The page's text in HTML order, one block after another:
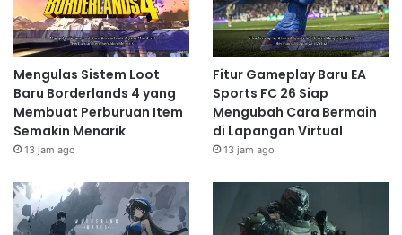
Mengulas Sistem Loot
Baru Borderlands 4 yang
Membuat Perburuan Item
Semakin Menarik
13 jam ago
Fitur Gameplay Baru EA
Sports FC 26 Siap
Mengubah Cara Bermain
di Lapangan Virtual
13 jam ago